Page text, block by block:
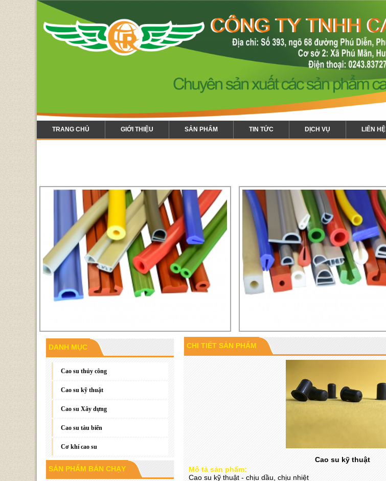
TRANG CHỦ GIỚI THIỆU SẢN PHẨM TIN TỨC DỊCH VỤ LIÊN HỆ
DANH MỤC
Cao su thủy công
Cao su kỹ thuật
Cao su Xây dựng
Cao su tàu biển
Cơ khí cao su
SẢN PHẨM BÁN CHẠY
Gioăng đáy, gioăng phẳng
Cao su P60
CHI TIẾT SẢN PHẨM
Cao su kỹ thuật
Mô tả sản phẩm:
Cao su kỹ thuật - chịu dầu, chịu nhiệt